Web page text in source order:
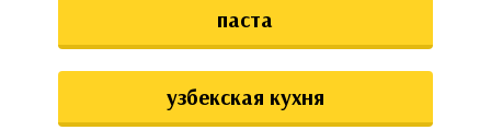
паста
узбекская кухня